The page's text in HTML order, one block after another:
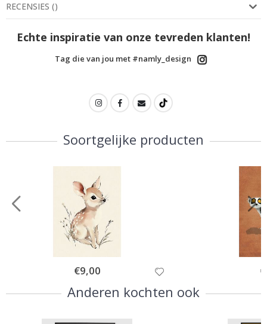
RECENSIES ()
Echte inspiratie van onze tevreden klanten!
Tag die van jou met #namly_design
Soortgelijke producten
Special
Price
€9,00
Anderen kochten ook